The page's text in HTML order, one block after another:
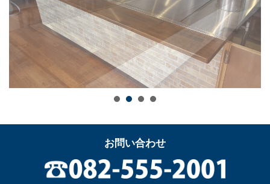
お問い合わせ